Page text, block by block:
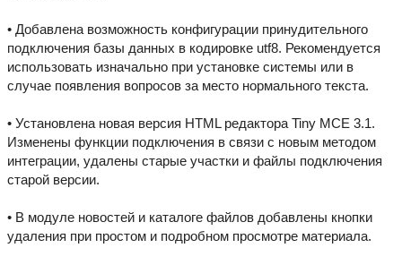
• Добавлена возможность конфигурации принудительного
подключения базы данных в кодировке utf8. Рекомендуется
использовать изначально при установке системы или в
случае появления вопросов за место нормального текста.
• Установлена новая версия HTML редактора Tiny MCE 3.1.
Изменены функции подключения в связи с новым методом
интеграции, удалены старые участки и файлы подключения
старой версии.
• В модуле новостей и каталоге файлов добавлены кнопки
удаления при простом и подробном просмотре материала.